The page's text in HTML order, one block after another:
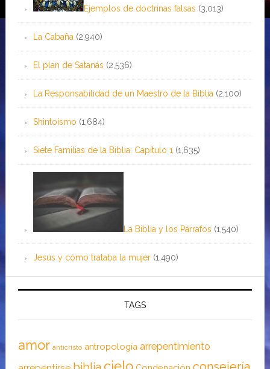
Ejemplos de doctrinas falsas (3,013)
La Cabaña (2,940)
El plan de Satanás (2,536)
La Responsabilidad de un Maestro de la Biblia (2,100)
Shintoísmo (1,684)
Siete Familias de la Biblia: Capítulo 1 (1,635)
La Biblia y los Párrafos (1,540)
Jesús y cómo trataba la mujer (1,490)
TAGS
amor anticristo antropología arrepentimiento